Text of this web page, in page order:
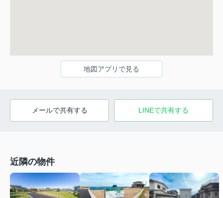
地図アプリで見る
メールで共有する LINEで共有する
近隣の物件